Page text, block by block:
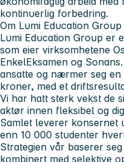
kontinuerlig forbedring.
Om Lumi Education Group
Lumi Education Group er
som eier virksomhetene
EnkelEksamen og
ansatte og nærmer seg
kroner, med et
Vi har hatt sterk vekst de
aktør innen fleksibel og
Samlet leverer konsernet
enn 10 000 studenter
Strategien vår baserer
kombinert med selektive